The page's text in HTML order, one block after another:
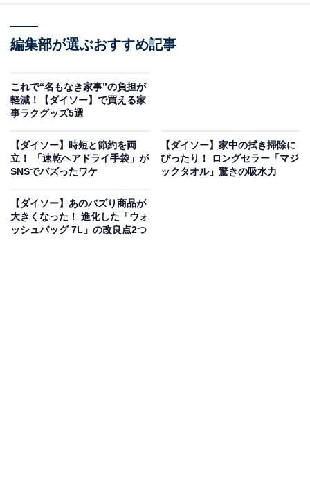
折りたたみ時は長さが23.8cmですが、展開すると42.3cm
になり、狭いトイレの個室などでも奥の方まで掃除しや
すいサイズです。
ヘッド部分が開き、ここにお掃除シートを挟んで使いま
編集部が選ぶおすすめ記事
これで“名もなき家事”の負担が
軽減！【ダイソー】で買える家
事ラクグッズ5選
【ダイソー】時短と節約を両
立！ 「速乾ヘアドライ手袋」が
SNSでバズったワケ
【ダイソー】家中の拭き掃除に
ぴったり！ ロングセラー「マジ
ックタオル」驚きの吸水力
【ダイソー】あのバズり商品が
大きくなった！ 進化した「ウォ
ッシュバッグ 7L」の改良点2つ